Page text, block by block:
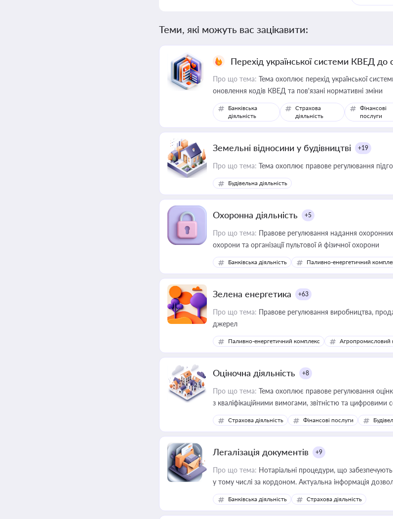
Теми, які можуть вас зацікавити:
Перехід української системи КВЕД до
Про що тема: Тема охоплює перехід української
оновлення кодів КВЕД та пов'язані нормативні зміни
Банківська
діяльність
Страхова
діяльність
Фінансові
послуги
Земельні відносини у будівництві +19
Про що тема: Тема охоплює правове регулювання
Будівельна діяльність
Охоронна діяльність +5
Про що тема: Правове регулювання надання охоронних
охорони та організації пультової й фізичної охорони
Банківська діяльність Паливно-енергетичний
Зелена енергетика +63
Про що тема: Правове регулювання виробництва,
джерел
Паливно-енергетичний комплекс Агропромисловий
Оціночна діяльність +8
Про що тема: Тема охоплює правове регулювання
з кваліфікаційними вимогами, звітністю та цифровими
медійних змін у цій сфері корисне для власника
приватизації, оренди державного майна, корпоративних
Страхова діяльність Фінансові послуги
Легалізація документів +9
Про що тема: Нотаріальні процедури, що
у тому числі за кордоном. Актуальна інформація
ризиків недійсності та забезпечувати їх належне
Банківська діяльність Страхова діяльність